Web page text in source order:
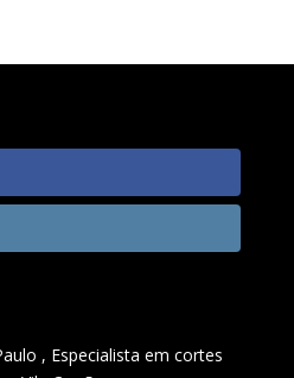
, Especialista em cortes